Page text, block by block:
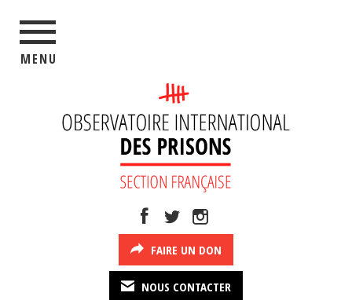
MENU
FAIRE UN DON
NOUS CONTACTER